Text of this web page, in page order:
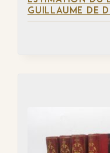
GUILLAUME DE